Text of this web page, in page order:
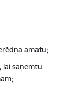
amatu;
lai saņemtu